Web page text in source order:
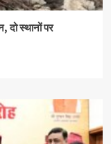
दो स्थानों पर